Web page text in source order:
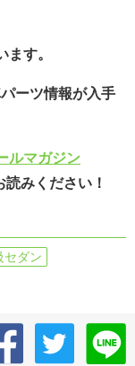
す。
ーツ情報が入手
ルマガジン
読みください！
セダン